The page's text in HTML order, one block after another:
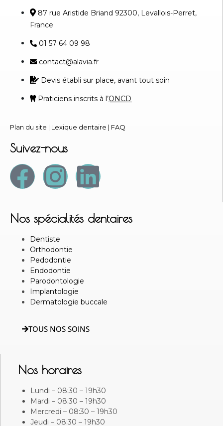
87 rue Aristide Briand 92300, Levallois-Perret,
France
01 57 64 09 98
contact@alavia.fr
Devis établi sur place, avant tout soin
Praticiens inscrits à l’ONCD
Plan du site | Lexique dentaire | FAQ
Suivez-nous
Nos spécialités dentaires
Dentiste
Orthodontie
Pedodontie
Endodontie
Parodontologie
Implantologie
Dermatologie buccale
TOUS NOS SOINS
Nos horaires
Lundi – 08:30 – 19h30
Mardi – 08:30 – 19h30
Mercredi – 08:30 – 19h30
Jeudi – 08:30 – 19h30